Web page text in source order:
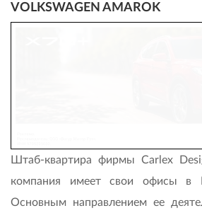
VOLKSWAGEN AMAROK
Штаб-квартира фирмы Carlex
компания имеет свои офисы в
Основным направлением ее